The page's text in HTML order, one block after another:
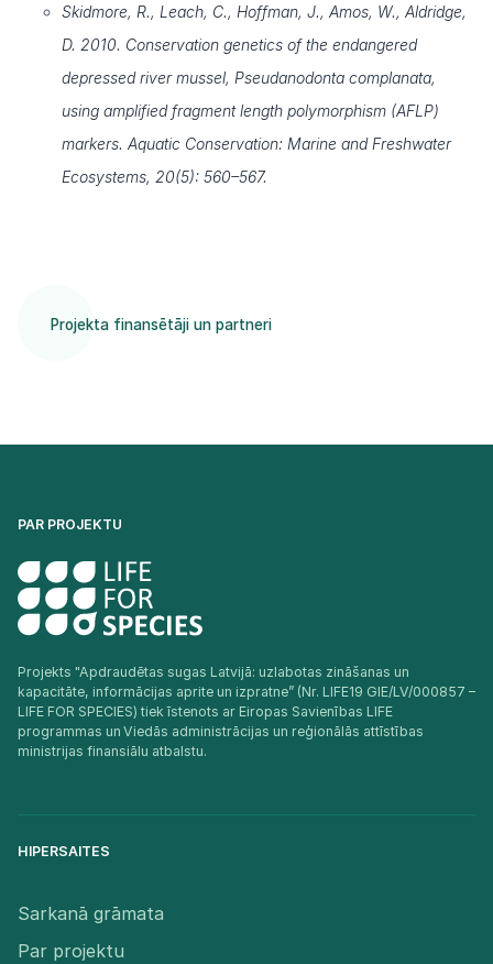
Skidmore, R., Leach, C., Hoffman, J., Amos, W., Aldridge,
D. 2010. Conservation genetics of the endangered
depressed river mussel, Pseudanodonta complanata,
using amplified fragment length polymorphism (AFLP)
markers. Aquatic Conservation: Marine and Freshwater
Ecosystems, 20(5): 560–567.
Projekta finansētāji un partneri
PAR PROJEKTU
Projekts "Apdraudētas sugas Latvijā: uzlabotas zināšanas un
kapacitāte, informācijas aprite un izpratne” (Nr. LIFE19 GIE/LV/000857 –
LIFE FOR SPECIES) tiek īstenots ar Eiropas Savienības LIFE
programmas un Viedās administrācijas un reģionālās attīstības
ministrijas finansiālu atbalstu.​
HIPERSAITES
Sarkanā grāmata
Par projektu